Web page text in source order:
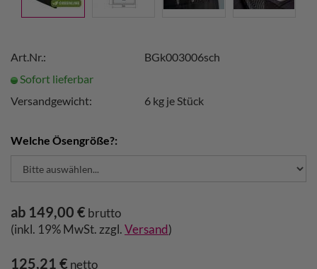
Art.Nr.:
BGk003006sch
Sofort lieferbar
Versandgewicht:
6 kg je Stück
Welche Ösengröße?:
ab 149,00 € brutto
(inkl. 19% MwSt. zzgl. Versand )
125,21 € netto